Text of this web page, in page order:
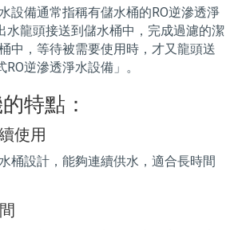
設備通常指稱有儲水桶的RO逆滲透淨
水龍頭接送到儲水桶中，完成過濾的潔
中，等待被需要使用時，才又龍頭送
逆滲透淨水設備」。
特點：
使用
桶設計，能夠連續供水，適合長時間